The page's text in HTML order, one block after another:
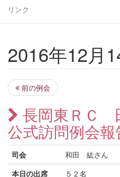
リンク
2016年12月
前の例会
長岡東ＲＣ
公式訪問例会報
司会
和田 紘さん
本日の出席
５２名